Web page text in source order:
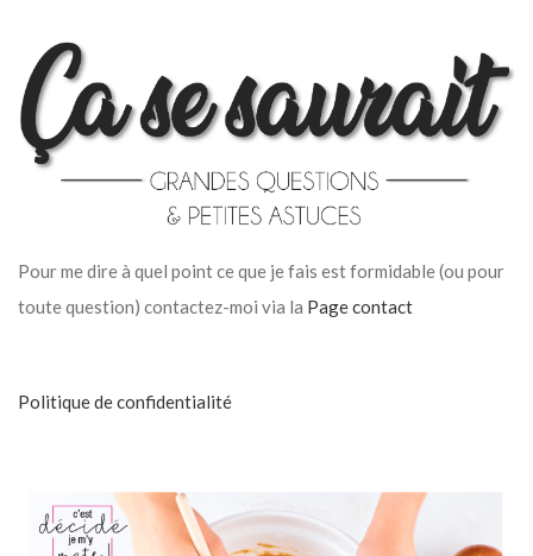
Pour me dire à quel point ce que je fais est formidable (ou pour
toute question) contactez-moi via la Page contact
Politique de confidentialité